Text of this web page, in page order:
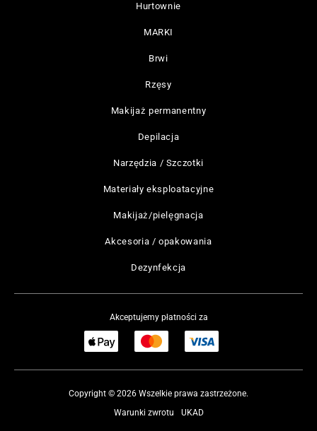
Hurtownie
MARKI
Brwi
Rzęsy
Makijaż permanentny
Depilacja
Narzędzia / Szczotki
Materiały eksploatacyjne
Makijaż/pielęgnacja
Akcesoria / opakowania
Dezynfekcja
Akceptujemy płatności za
Copyright © 2026 Wszelkie prawa zastrzeżone.
UKAD
Warunki zwrotu